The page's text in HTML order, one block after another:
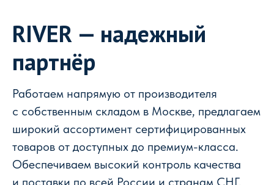
RIVER — надежный
партнёр
Работаем напрямую от производителя
с собственным складом в Москве, предлагаем
широкий ассортимент сертифицированных
товаров от доступных до премиум-класса.
Обеспечиваем высокий контроль качества
и поставки по всей России и странам СНГ.